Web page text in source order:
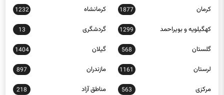
کرمان 1877 کرمانشاه 1232
کهگیلویه و بویراحمد 1299 گردشگری 13
گلستان 568 گیلان 1404
لرستان 1161 مازندران 897
مرکزی 563 مناطق آزاد 218